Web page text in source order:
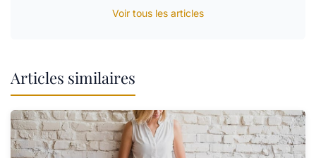
Voir tous les articles
Articles similaires